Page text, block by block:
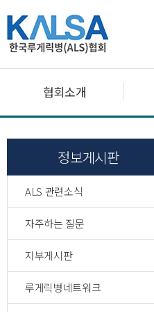
협회소개
정보게시판
ALS 관련소식
자주하는 질문
지부게시판
루게릭병네트워크